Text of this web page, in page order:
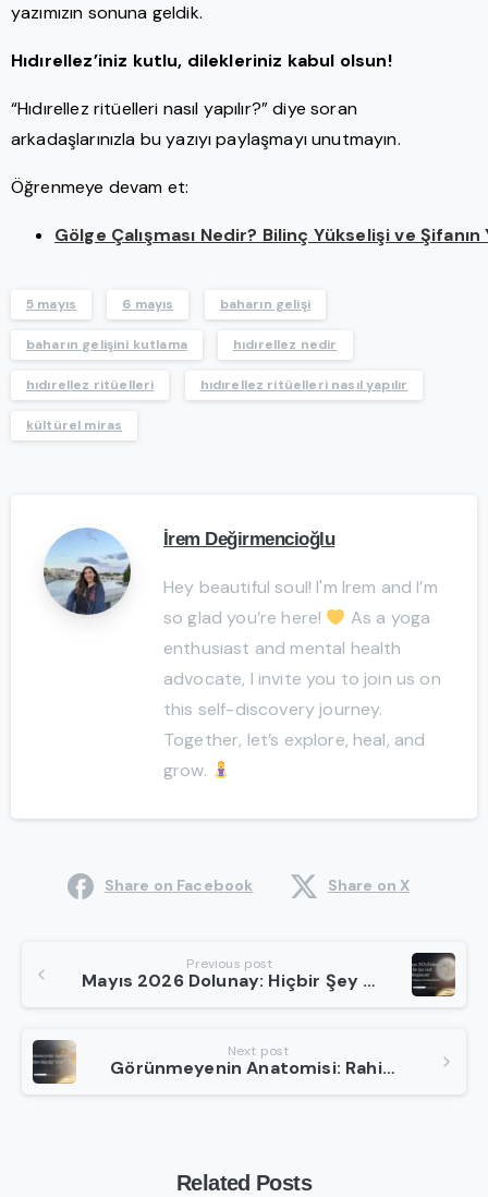
yazımızın sonuna geldik.
Hıdırellez’iniz kutlu, dilekleriniz kabul olsun!
“Hıdırellez ritüelleri nasıl yapılır?” diye soran
arkadaşlarınızla bu yazıyı paylaşmayı unutmayın.
Öğrenmeye devam et:
Gölge Çalışması Nedir? Bilinç Yükselişi ve Şifanın
5 mayıs 6 mayıs baharın gelişi
baharın gelişini kutlama hıdırellez nedir
hıdırellez ritüelleri hıdırellez ritüelleri nasıl yapılır
kültürel miras
İrem Değirmencioğlu
Hey beautiful soul! I'm Irem and I’m
so glad you’re here!
As a yoga
enthusiast and mental health
advocate, I invite you to join us on
this self-discovery journey.
Together, let’s explore, heal, and
grow.
Share on Facebook Share on X
Reading
Previous post
Mayıs 2026 Dolunay: Hiçbir Şey Gizli Kalmayacak! Akrep Dönüşümü Rehberi
Next post
Görünmeyenin Anatomisi: Rahim Bilgeliği Nedir?
Related Posts